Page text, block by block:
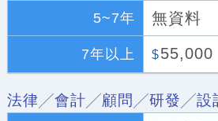
5~7年 無資料
7年以上 $55,000
法律╱會計╱顧問╱研發╱設